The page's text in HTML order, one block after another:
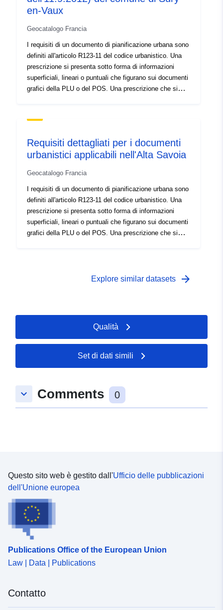
en-Vaux
Geocatalogo Francia
I requisiti di un documento di pianificazione urbana sono
definiti all'articolo R123-11 del codice urbanistico. Una
prescrizione si presenta sotto forma di informazioni
superficiali, lineari o puntuali che figurano sui documenti
grafici della PLU o del POS. Una prescrizione che si
regolamentazione della zona. I requisiti di un documento
del codice urbanistico. Una prescrizione si presenta
sotto forma di informazioni superficiali, lineari o puntuali
Una prescrizione che si sovrappone a un'area del
documento di pianificazione impone generalmente un
ulteriore vincolo alla regolamentazione della zona.
Requisiti dettagliati per i documenti
urbanistici applicabili nell'Alta Savoia
Geocatalogo Francia
I requisiti di un documento di pianificazione urbana sono
definiti all'articolo R123-11 del codice urbanistico. Una
prescrizione si presenta sotto forma di informazioni
superficiali, lineari o puntuali che figurano sui documenti
grafici della PLU o del POS. Una prescrizione che si
Explore similar datasets arrow_forward
Qualità
Set di dati simili
keyboard_arrow_down Comments 0
Questo sito web è gestito dall'Ufficio delle pubblicazioni
dell'Unione europea
Publications Office of the European Union
Law | Data | Publications
Contatto